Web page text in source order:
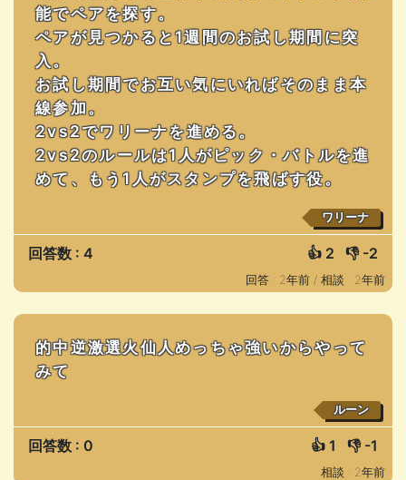
能でペアを探す。
ペアが見つかると1週間のお試し期間に突
入。
お試し期間でお互い気にいればそのまま本
線参加。
2vs2でワリーナを進める。
2vs2のルールは1人がピック・バトルを進
めて、もう1人がスタンプを飛ばす役。
ワリーナ
回答数 : 4 👍 2 👎 -2
回答 : 2年前 / 相談 : 2年前
的中逆激選火仙人めっちゃ強いからやって
みて
ルーン
回答数 : 0 👍 1 👎 -1
相談 : 2年前